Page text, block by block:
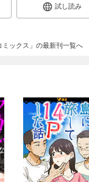
試し読み
ミックス」の最新刊一覧へ